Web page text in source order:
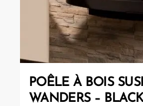
POÊLE À BOIS
WANDERS –